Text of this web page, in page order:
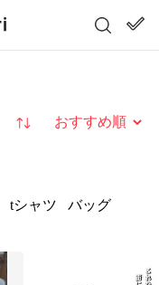
並び替え
tシャツ
バッグ